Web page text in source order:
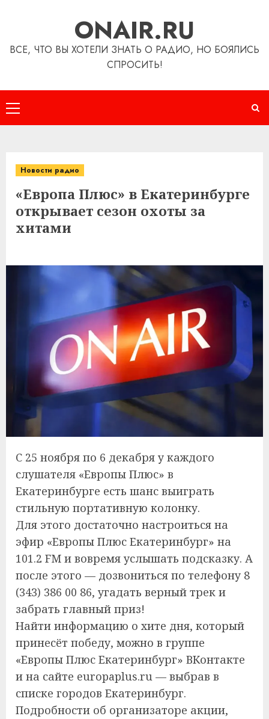
ONAIR.RU
ВСЕ, ЧТО ВЫ ХОТЕЛИ ЗНАТЬ О РАДИО, НО БОЯЛИСЬ
СПРОСИТЬ!
Основное
меню
Новости радио
«Европа Плюс» в Екатеринбурге
открывает сезон охоты за
хитами
С 25 ноября по 6 декабря у каждого
слушателя «Европы Плюс» в
Екатеринбурге есть шанс выиграть
стильную портативную колонку.
Для этого достаточно настроиться на
эфир «Европы Плюс Екатеринбург» на
101.2 FM и вовремя услышать подсказку. А
после этого — дозвониться по телефону 8
(343) 386 00 86, угадать верный трек и
забрать главный приз!
Найти информацию о хите дня, который
принесёт победу, можно в группе
«Европы Плюс Екатеринбург» ВКонтакте
и на сайте europaplus.ru — выбрав в
списке городов Екатеринбург.
Подробности об организаторе акции,